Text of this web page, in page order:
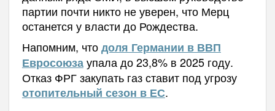
партии почти никто не уверен, что Мерц
останется у власти до Рождества.
Напомним, чтодоля Германии в ВВП
Евросоюзаупала до 23,8% в 2025 году.
Отказ ФРГ закупать газ ставит под угрозу
отопительный сезон в ЕС.